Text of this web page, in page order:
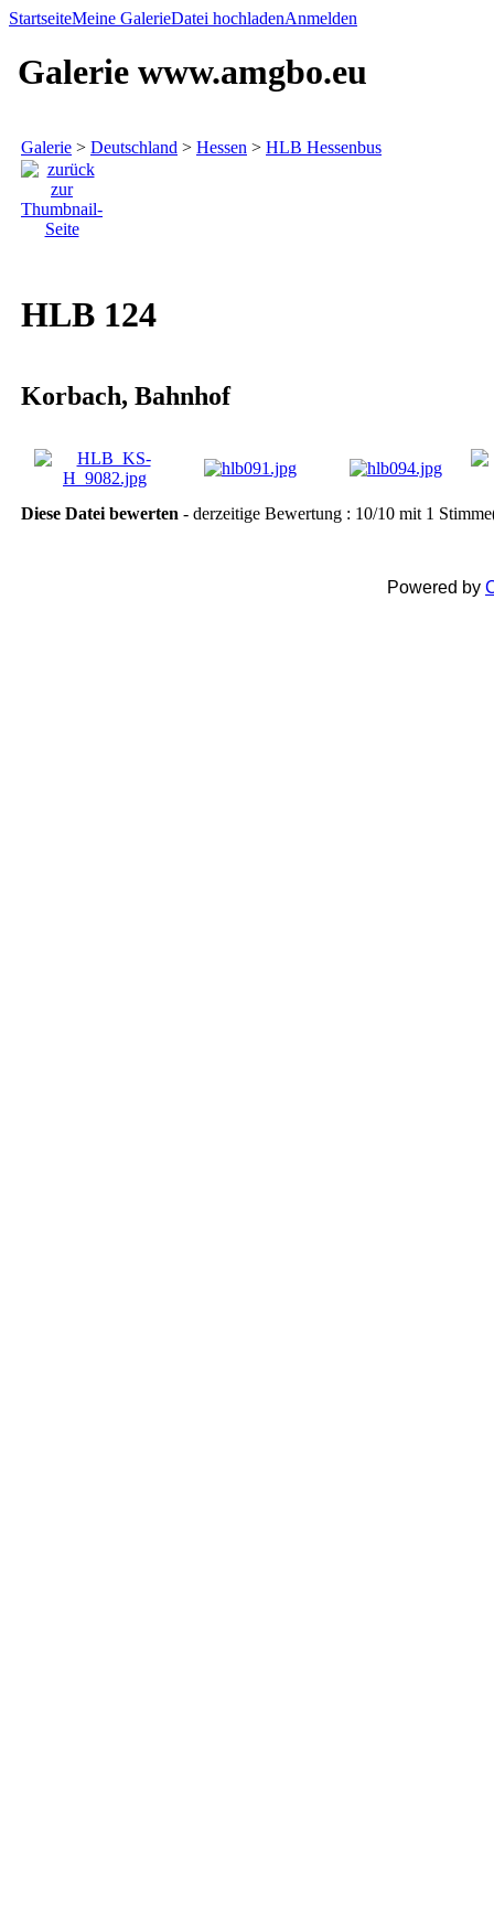
StartseiteMeine GalerieDatei hochladenAnmelden
Galerie www.amgbo.eu
Galerie > Deutschland > Hessen > HLB Hessenbus
HLB 124
Korbach, Bahnhof
Diese Datei bewerten - derzeitige Bewertung : 10/10 mit 1
Powered by